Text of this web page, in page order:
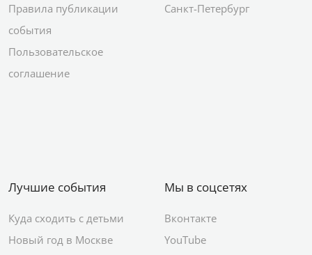
Правила публикации
события
Пользовательское
соглашение
Санкт-Петербург
Лучшие события
Куда сходить с детьми
Новый год в Москве
Мы в соцсетях
Вконтакте
YouTube